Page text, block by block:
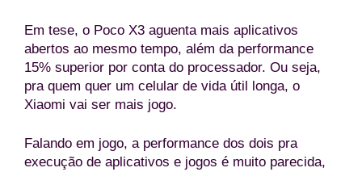
Em tese, o Poco X3 aguenta mais aplicativos
abertos ao mesmo tempo, além da performance
15% superior por conta do processador. Ou seja,
pra quem quer um celular de vida útil longa, o
Xiaomi vai ser mais jogo.
Falando em jogo, a performance dos dois pra
execução de aplicativos e jogos é muito parecida,